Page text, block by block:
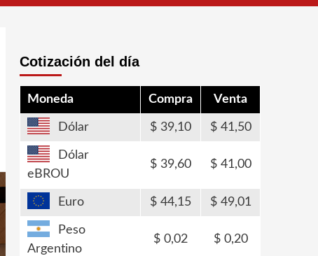
Cotización del día
Moneda Compra Venta
Dólar 39,10 41,50
Dólar
eBROU
39,60 41,00
Euro 44,15 49,01
Peso
Argentino
0,02 0,20